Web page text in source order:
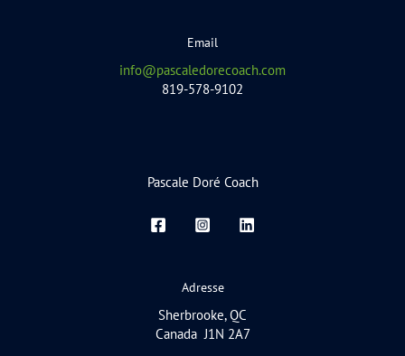
Email
info@pascaledorecoach.com
819-578-9102
Pascale Doré Coach
Adresse
Sherbrooke, QC
Canada J1N 2A7